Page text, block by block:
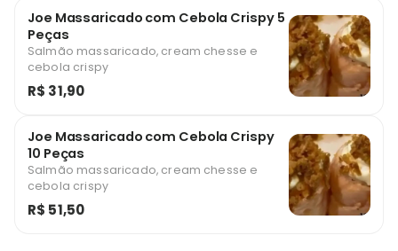
Joe Massaricado com Cebola Crispy 5
Peças
Salmão massaricado, cream chesse e
cebola crispy
R$ 31,90
Joe Massaricado com Cebola Crispy
10 Peças
Salmão massaricado, cream chesse e
cebola crispy
R$ 51,50